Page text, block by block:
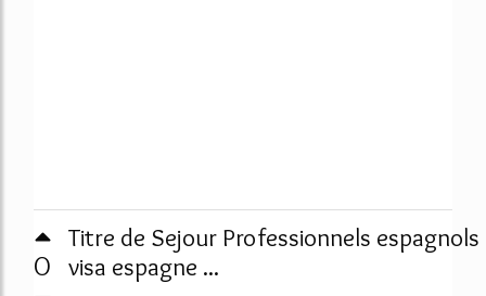
0
Titre de Sejour Professionnels espagnols
visa espagne ...